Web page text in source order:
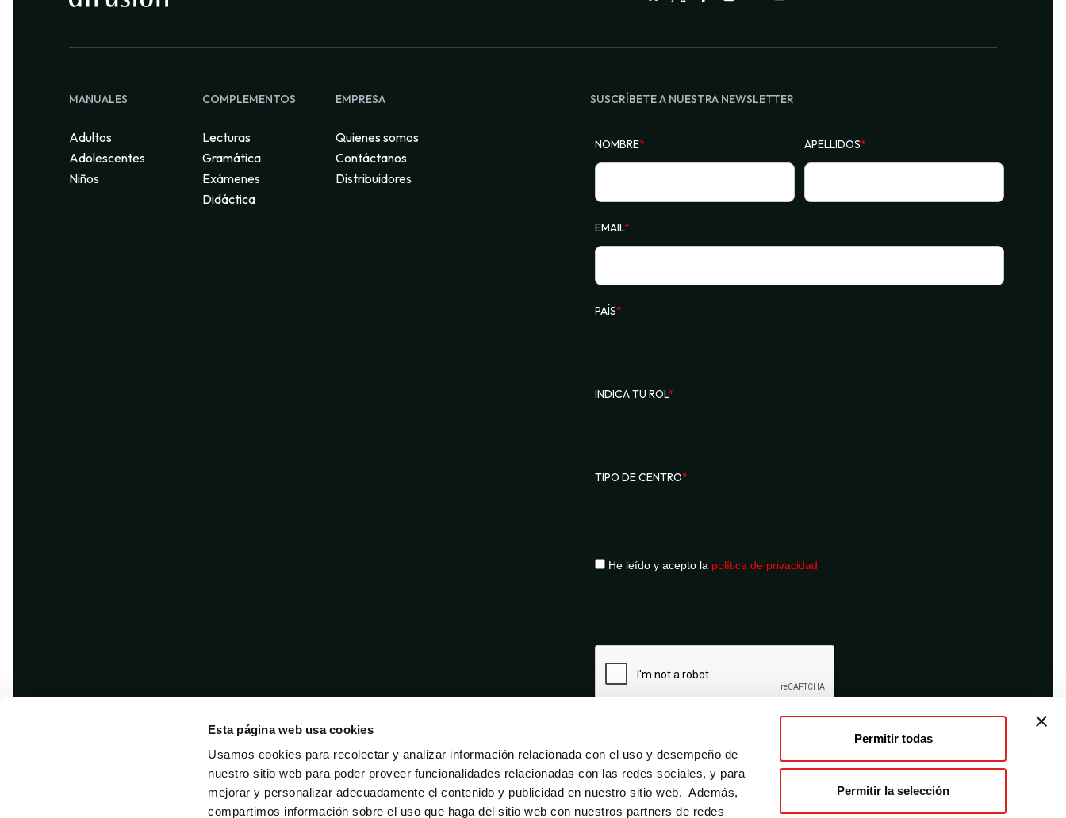
Esta página web usa cookies
Usamos cookies para recolectar y analizar información relacionada con el uso y desempeño de
nuestro sitio web para poder proveer funcionalidades relacionadas con las redes sociales, y para
mejorar y personalizar adecuadamente el contenido y publicidad en nuestro sitio web. Además,
compartimos información sobre el uso que haga del sitio web con nuestros partners de redes
Permitir todas
Permitir la selección
MANUALES
Adultos
Adolescentes
Niños
COMPLEMENTOS
Lecturas
Gramática
Exámenes
Didáctica
EMPRESA
Quienes somos
Contáctanos
Distribuidores
SUSCRÍBETE A NUESTRA NEWSLETTER
NOMBRE* APELLIDOS*
EMAIL*
PAÍS*
INDICA TU ROL*
TIPO DE CENTRO*
He leído y acepto la política de privacidad